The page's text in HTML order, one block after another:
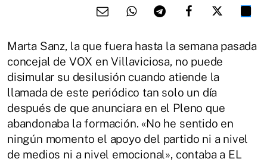
Marta Sanz, la que fuera hasta la semana pasada
concejal de VOX en Villaviciosa, no puede
disimular su desilusión cuando atiende la
llamada de este periódico tan solo un día
después de que anunciara en el Pleno que
abandonaba la formación. «No he sentido en
ningún momento el apoyo del partido ni a nivel
de medios ni a nivel emocional», contaba a EL